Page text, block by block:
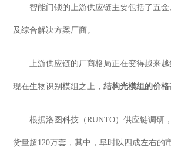
智能门锁的上游供应链主要包括了五
及综合解决方案厂商。
上游供应链的厂商格局正在变得越来
现在生物识别模组之上， 结构光模组的价
根据洛图科技（RUNTO）供应链调研，
货量超 120万套，其中，阜时以四成左右的